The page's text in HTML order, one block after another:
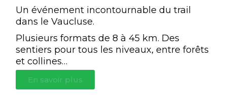
Un événement incontournable du trail
dans le Vaucluse.
Plusieurs formats de 8 à 45 km. Des
sentiers pour tous les niveaux, entre forêts
et collines…
En savoir plus